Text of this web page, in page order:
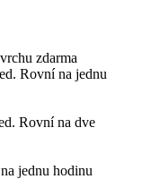
zdarma
Rovní na jednu
Rovní na dve
jednu hodinu